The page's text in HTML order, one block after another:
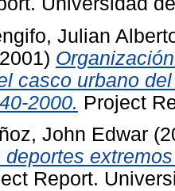
Julian
casco urbano
2000. Project
John Edwar
Report.